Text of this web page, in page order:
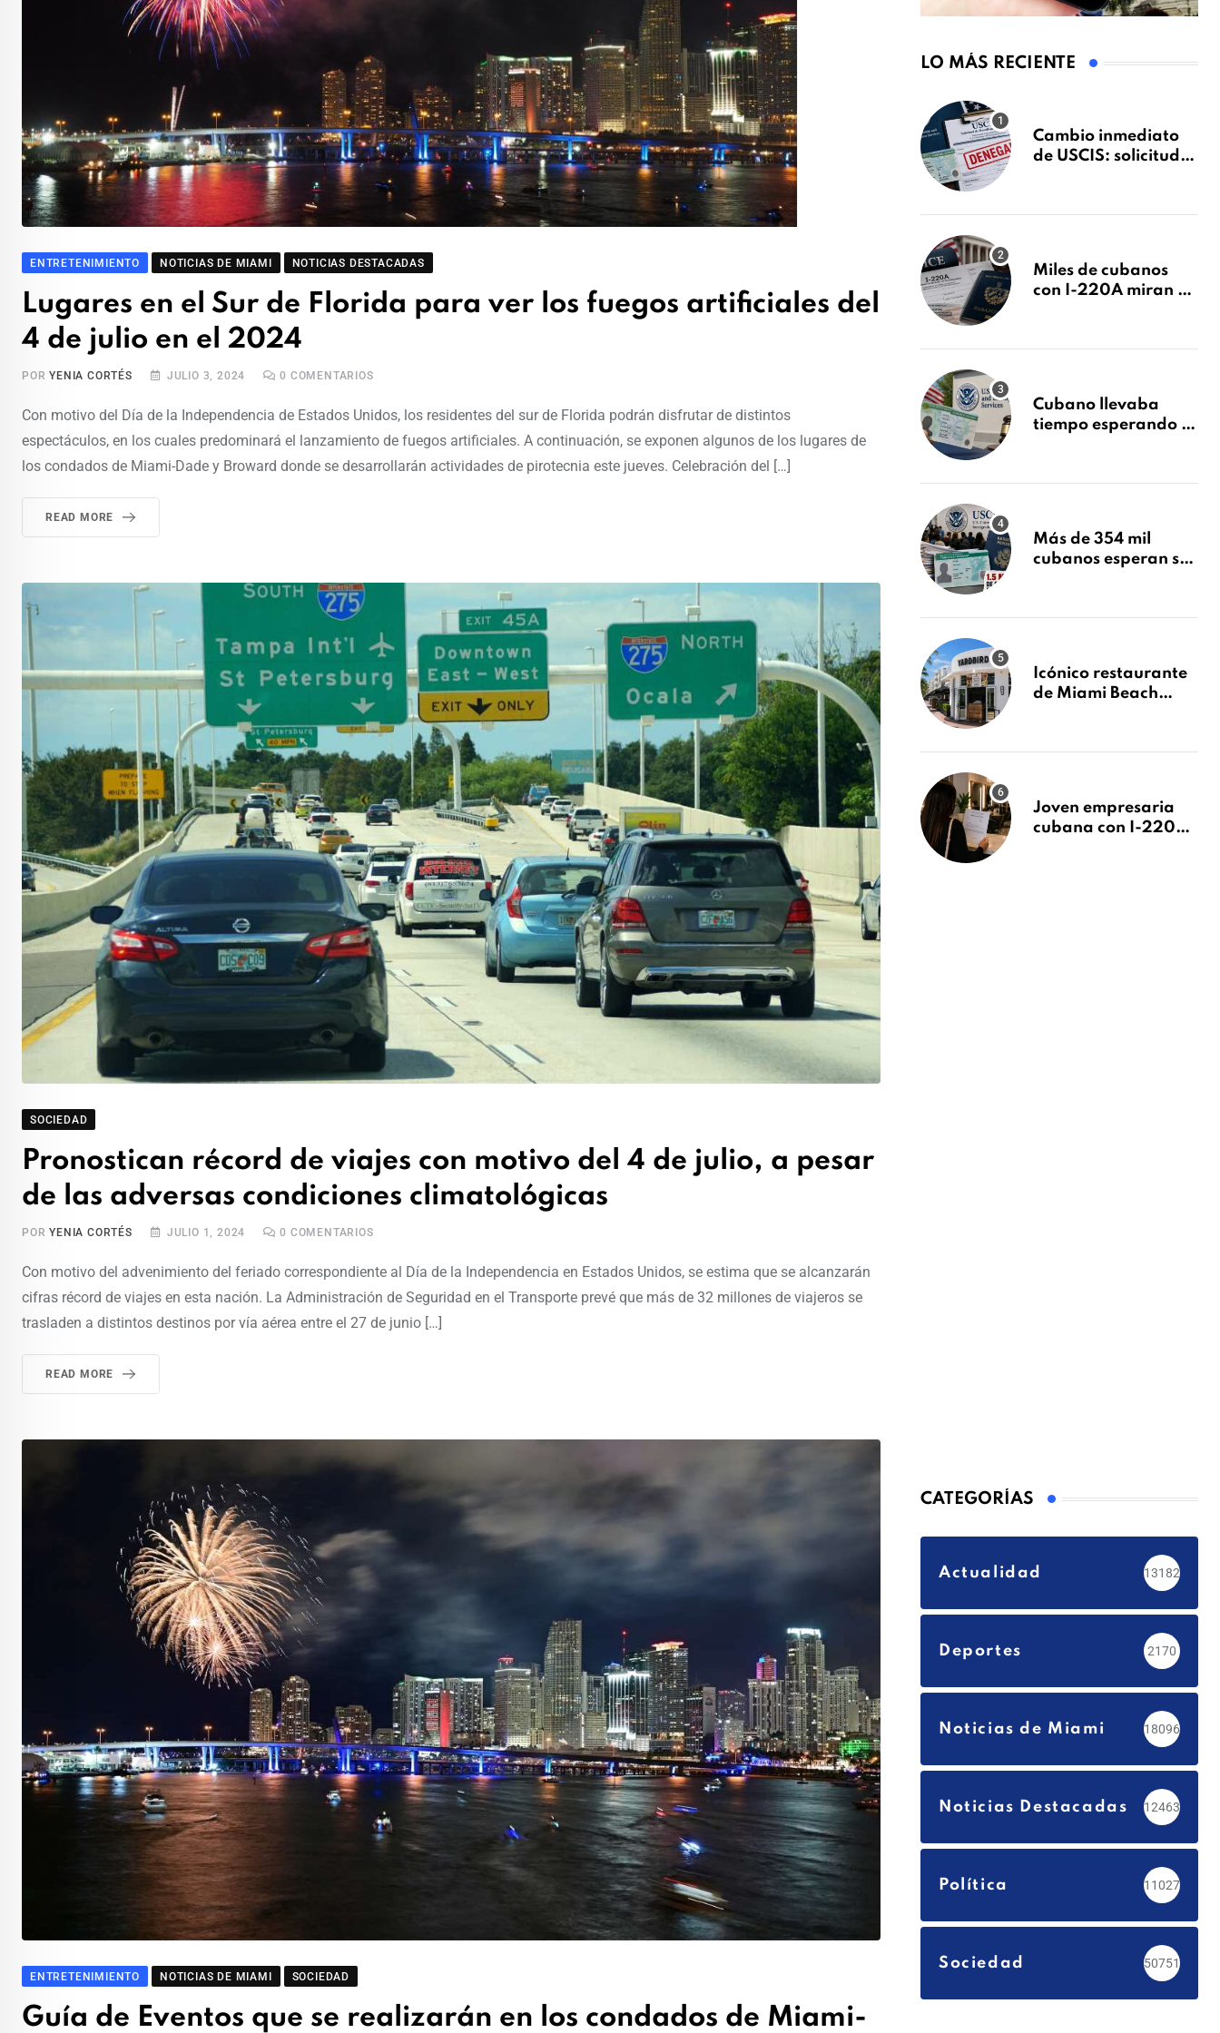
ENTRETENIMIENTO NOTICIAS DE MIAMI NOTICIAS DESTACADAS
Lugares en el Sur de Florida para ver los fuegos artificiales del
4 de julio en el 2024
PORYENIA CORTÉS JULIO 3, 2024 0 COMENTARIOS
Con motivo del Día de la Independencia de Estados Unidos, los residentes del sur de Florida podrán disfrutar de distintos
espectáculos, en los cuales predominará el lanzamiento de fuegos artificiales. A continuación, se exponen algunos de los lugares de
los condados de Miami-Dade y Broward donde se desarrollarán actividades de pirotecnia este jueves. Celebración del […]
READ MORE
SOCIEDAD
Pronostican récord de viajes con motivo del 4 de julio, a pesar
de las adversas condiciones climatológicas
PORYENIA CORTÉS JULIO 1, 2024 0 COMENTARIOS
Con motivo del advenimiento del feriado correspondiente al Día de la Independencia en Estados Unidos, se estima que se alcanzarán
cifras récord de viajes en esta nación. La Administración de Seguridad en el Transporte prevé que más de 32 millones de viajeros se
trasladen a distintos destinos por vía aérea entre el 27 de junio […]
READ MORE
ENTRETENIMIENTO NOTICIAS DE MIAMI SOCIEDAD
Guía de Eventos que se realizarán en los condados de Miami-
LO MÁS RECIENTE
Cambio inmediato
de USCIS: solicitudes
sin previo aviso
Miles de cubanos
con I-220A miran al
decidirse en una
Cubano llevaba
tiempo esperando su
tras Writ of
Más de 354 mil
cubanos esperan su
millones de
Icónico restaurante
de Miami Beach
después de 15 años
Joven empresaria
cubana con I-220A
CATEGORÍAS
Actualidad 13182
Deportes 2170
Noticias de Miami 18096
Noticias Destacadas 12463
Política 11027
Sociedad 50751